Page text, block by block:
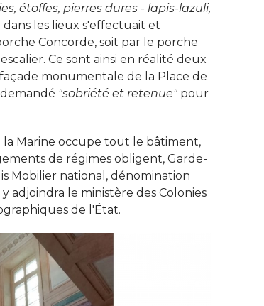
étoffes, pierres dures - lapis-lazuli,
les lieux s'effectuait et
Concorde, soit par le porche
Ce sont ainsi en réalité deux
monumentale de la Place de
"sobriété et retenue"pour
la Marine occupe tout le bâtiment,
de régimes obligent, Garde-
Mobilier national, dénomination
adjoindra le ministère des Colonies
de l'État.